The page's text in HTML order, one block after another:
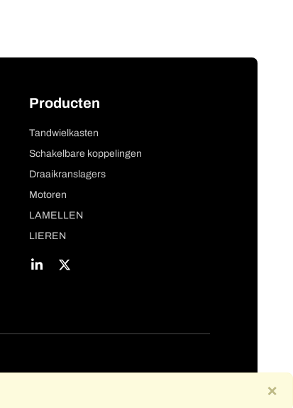
×
Producten
Tandwielkasten
Schakelbare koppelingen
Draaikranslagers
Motoren
LAMELLEN
LIEREN